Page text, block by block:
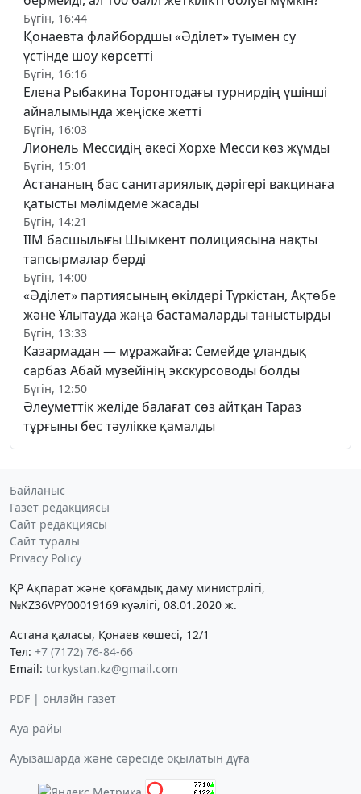
Бүгін, 16:44
Қонаевта флайбордшы «Әділет» туымен су
үстінде шоу көрсетті
Бүгін, 16:16
Елена Рыбакина Торонтодағы турнирдің үшінші
айналымында жеңіске жетті
Бүгін, 16:03
Лионель Мессидің әкесі Хорхе Месси көз жұмды
Бүгін, 15:01
Астананың бас санитариялық дәрігері вакцинаға
қатысты мәлімдеме жасады
Бүгін, 14:21
ІІМ басшылығы Шымкент полициясына нақты
тапсырмалар берді
Бүгін, 14:00
«Әділет» партиясының өкілдері Түркістан, Ақтөбе
және Ұлытауда жаңа бастамаларды таныстырды
Бүгін, 13:33
Казармадан — мұражайға: Семейде ұландық
сарбаз Абай музейінің экскурсоводы болды
Бүгін, 12:50
Әлеуметтік желіде балағат сөз айтқан Тараз
тұрғыны бес тәулікке қамалды
Байланыс
Газет редакциясы
Сайт редакциясы
Сайт туралы
Privacy Policy
ҚР Ақпарат және қоғамдық даму министрлігі,
№KZ36VPY00019169 куәлігі, 08.01.2020 ж.
Астана қаласы, Қонаев көшесі, 12/1
Тел: +7 (7172) 76-84-66
Email: turkystan.kz@gmail.com
PDF | онлайн газет
Ауа райы
Ауызашарда және сәресіде оқылатын дұға